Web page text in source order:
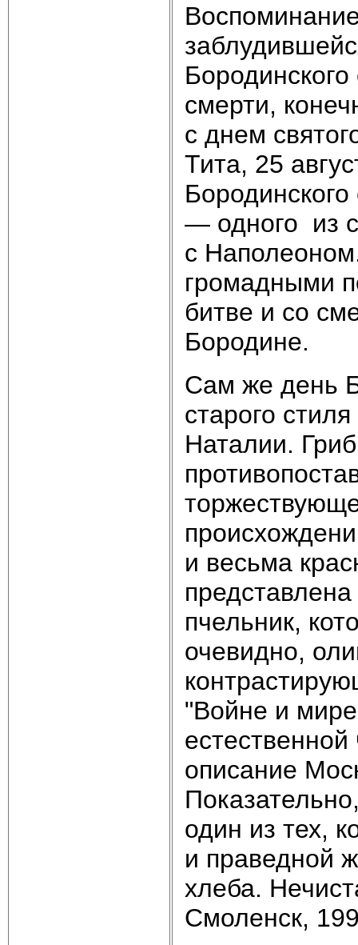
смерти,
с днем
Тита, 25
— одного из
с
громадными
битве и со
Бородине.
Сам же день
старого
Наталии.
и весьма
пчельник,
очевидно,
"Войне и
описание
один из тех,
и праведной
хлеба.
Смоленск,